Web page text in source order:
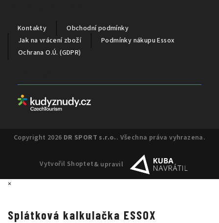
Kontakty
Obchodní podmínky
Jak na vrácení zboží
Podmínky nákupu Essox
Ochrana O.Ú. (GDPR)
Copyright 2026 DR SPORT s.r.o.. Všechna práva vyhrazena.
Vytvořil Shoptet& upravil
×
Splátková kalkulačka ESSOX